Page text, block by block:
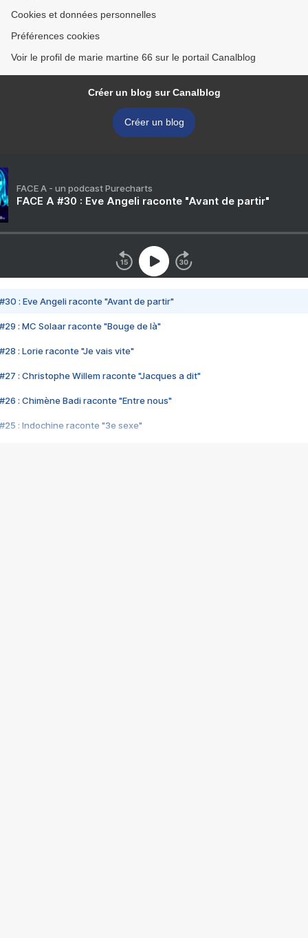
Cookies et données personnelles
Préférences cookies
Voir le profil de marie martine 66 sur le portail Canalblog
Créer un blog sur Canalblog
Créer un blog
FACE A - un podcast Purecharts
FACE A #30 : Eve Angeli raconte "Avant de partir"
#30 : Eve Angeli raconte "Avant de partir"
#29 : MC Solaar raconte "Bouge de là"
#28 : Lorie raconte "Je vais vite"
#27 : Christophe Willem raconte "Jacques a dit"
#26 : Chimène Badi raconte "Entre nous"
#25 : Indochine raconte "3e sexe"